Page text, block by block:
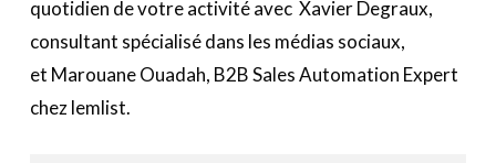
quotidien de votre activité avec Xavier Degraux,
consultant spécialisé dans les médias sociaux,
et Marouane Ouadah, B2B Sales Automation Expert
chez lemlist.